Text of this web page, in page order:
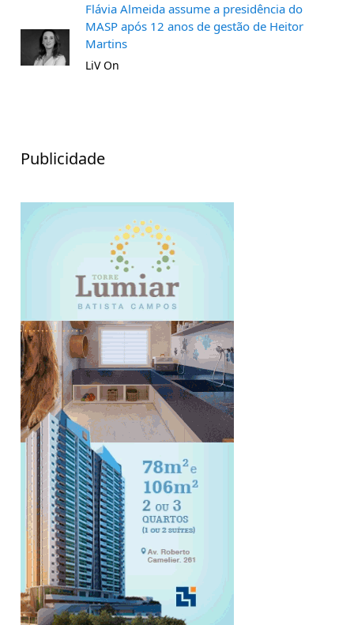
Flávia Almeida assume a presidência do
MASP após 12 anos de gestão de Heitor
Martins
LiV On
Publicidade